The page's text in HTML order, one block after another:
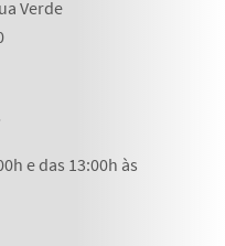
Verde
e das 13:00h às